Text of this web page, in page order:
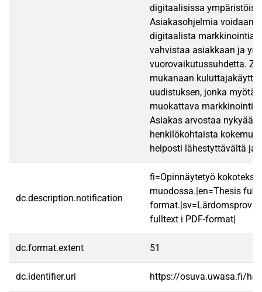
digitaalisissa
Asiakasohjelmia voidaan
digitaalista markkinointia,
vahvistaa asiakkaan ja
vuorovaikutussuhdetta. Z-
mukanaan
uudistuksen, jonka myötä
muokattava
Asiakas arvostaa nykyään
henkilökohtaista
helposti lähestyttävältä ja
dc.description.notification
fi=Opinnäytetyö
muodossa.|en=Thesis
format.|sv=Lärdomsprov
fulltext i PDF-format|
dc.format.extent 51
dc.identifier.uri https://osuva.uwasa.fi/